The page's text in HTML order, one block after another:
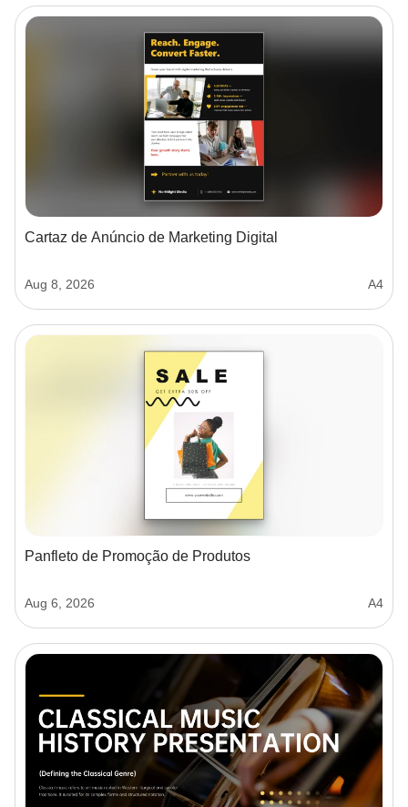
Cartaz de Anúncio de Marketing Digital
Aug 8, 2026 A4
Panfleto de Promoção de Produtos
Aug 6, 2026 A4